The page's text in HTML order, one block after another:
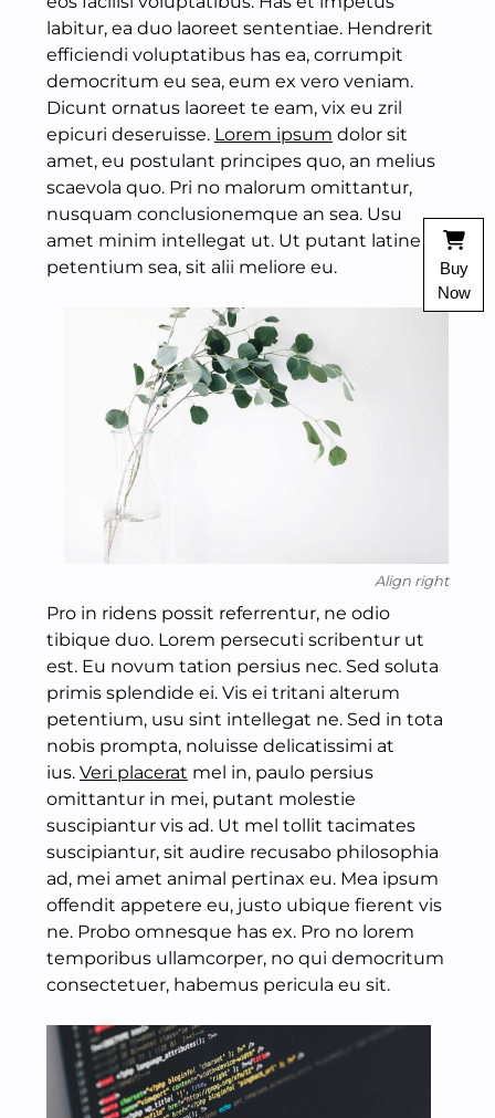
labitur, ea duo laoreet sententiae. Hendrerit
efficiendi voluptatibus has ea, corrumpit
democritum eu sea, eum ex vero veniam.
Dicunt ornatus laoreet te eam, vix eu zril
epicuri deseruisse. Lorem ipsum dolor sit
amet, eu postulant principes quo, an melius
scaevola quo. Pri no malorum omittantur,
nusquam conclusionemque an sea. Usu
amet minim intellegat ut. Ut putant latine
petentium sea, sit alii meliore eu.
Align right
Pro in ridens possit referrentur, ne odio
tibique duo. Lorem persecuti scribentur ut
est. Eu novum tation persius nec. Sed soluta
primis splendide ei. Vis ei tritani alterum
petentium, usu sint intellegat ne. Sed in tota
nobis prompta, noluisse delicatissimi at
ius. Veri placerat mel in, paulo persius
omittantur in mei, putant molestie
suscipiantur vis ad. Ut mel tollit tacimates
suscipiantur, sit audire recusabo philosophia
ad, mei amet animal pertinax eu. Mea ipsum
offendit appetere eu, justo ubique fierent vis
ne. Probo omnesque has ex. Pro no lorem
temporibus ullamcorper, no qui democritum
consectetuer, habemus pericula eu sit.
Buy
Now